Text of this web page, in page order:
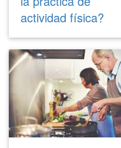
actividad física?